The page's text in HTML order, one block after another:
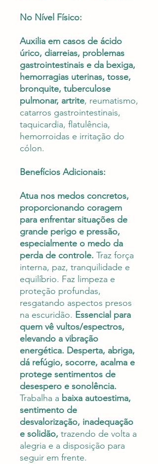
No Nível Físico:
Auxilia em casos de ácido
úrico, diarreias, problemas
gastrointestinais e da bexiga,
hemorragias uterinas, tosse,
bronquite, tuberculose
pulmonar, artrite, reumatismo,
catarros gastrointestinais,
taquicardia, flatulência,
hemorroidas e irritação do
cólon.
Benefícios Adicionais:
Atua nos medos concretos,
proporcionando coragem
para enfrentar situações de
grande perigo e pressão,
especialmente o medo da
perda de controle. Traz força
interna, paz, tranquilidade e
equilíbrio. Faz limpeza e
proteção profundas,
resgatando aspectos presos
na escuridão. Essencial para
quem vê vultos/espectros,
elevando a vibração
energética. Desperta, abriga,
dá refúgio, socorre, acalma e
protege sentimentos de
desespero e sonolência.
Trabalha a baixa autoestima,
sentimento de
desvalorização, inadequação
e solidão, trazendo de volta a
alegria e a disposição para
seguir em frente.